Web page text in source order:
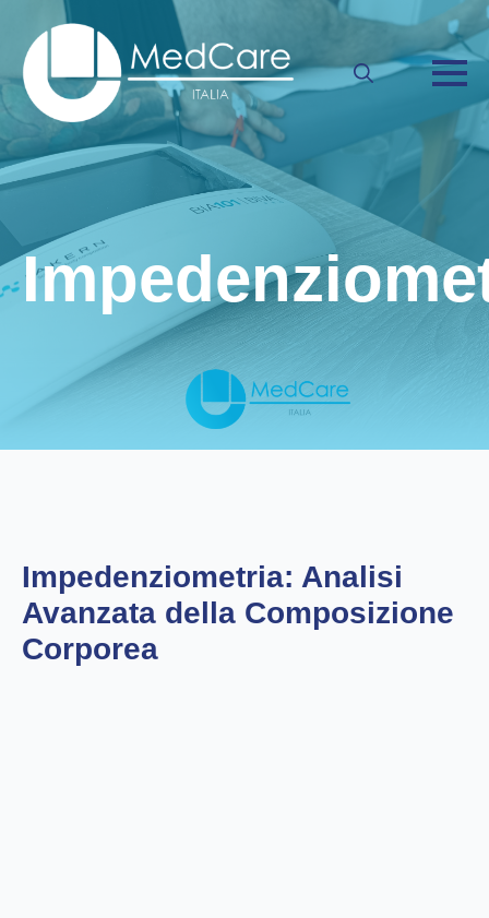
Impedenziometria: Analisi
Avanzata della Composizione
Corporea